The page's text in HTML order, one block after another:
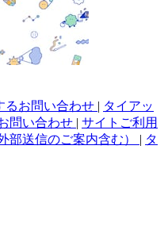
るお問い合わせ | タイアッ
問い合わせ | サイトご利用
部送信のご案内含む） | タ